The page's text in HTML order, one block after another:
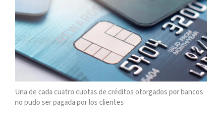
Una de cada cuatro cuotas de créditos otorgados por bancos
no pudo ser pagada por los clientes